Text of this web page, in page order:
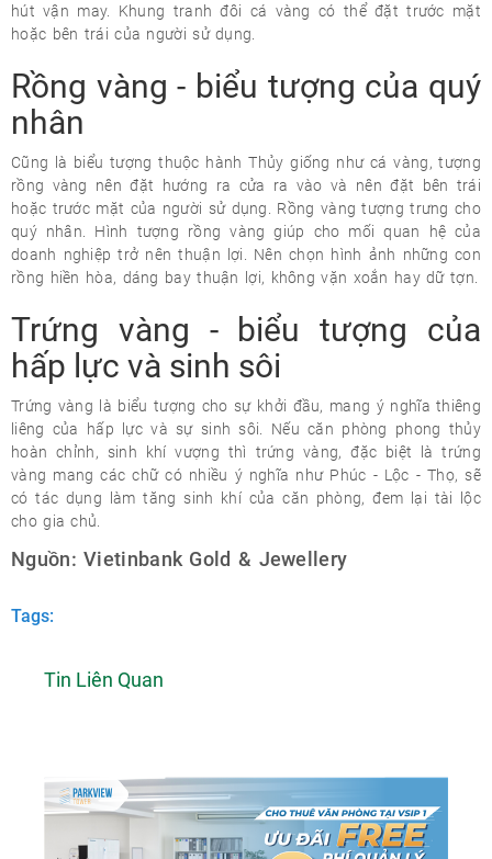
hút vận may. Khung tranh đôi cá vàng có thể đặt trước mặt
hoặc bên trái của người sử dụng.
Rồng vàng - biểu tượng của quý
nhân
Cũng là biểu tượng thuộc hành Thủy giống như cá vàng, tượng
rồng vàng nên đặt hướng ra cửa ra vào và nên đặt bên trái
hoặc trước mặt của người sử dụng. Rồng vàng tượng trưng cho
quý nhân. Hình tượng rồng vàng giúp cho mối quan hệ của
doanh nghiệp trở nên thuận lợi. Nên chọn hình ảnh những con
rồng hiền hòa, dáng bay thuận lợi, không vặn xoắn hay dữ tợn.
Trứng vàng - biểu tượng của
hấp lực và sinh sôi
Trứng vàng là biểu tượng cho sự khởi đầu, mang ý nghĩa thiêng
liêng của hấp lực và sự sinh sôi. Nếu căn phòng phong thủy
hoàn chỉnh, sinh khí vượng thì trứng vàng, đặc biệt là trứng
vàng mang các chữ có nhiều ý nghĩa như Phúc - Lộc - Thọ, sẽ
có tác dụng làm tăng sinh khí của căn phòng, đem lại tài lộc
cho gia chủ.
Nguồn: Vietinbank Gold & Jewellery
Tags:
Tin Liên Quan